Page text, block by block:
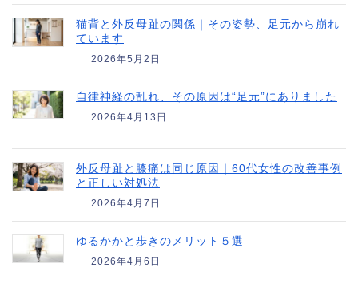
猫背と外反母趾の関係｜その姿勢、足元から崩れ
ています
2026年5月2日
自律神経の乱れ、その原因は“足元”にありました
2026年4月13日
外反母趾と膝痛は同じ原因｜60代女性の改善事例
と正しい対処法
2026年4月7日
ゆるかかと歩きのメリット５選
2026年4月6日